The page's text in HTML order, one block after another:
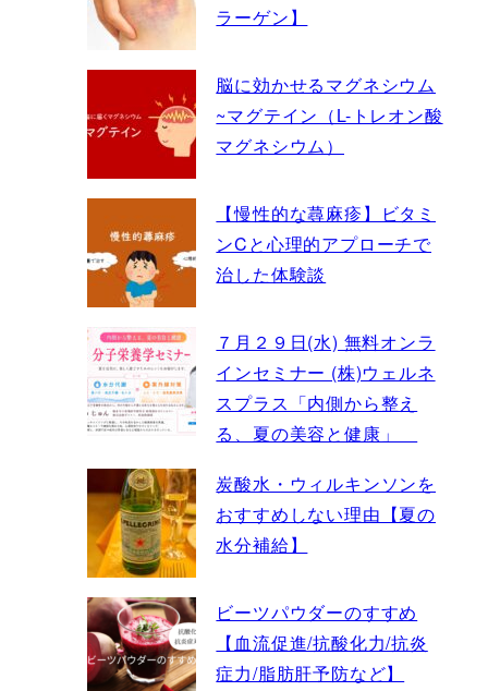
ラーゲン】
脳に効かせるマグネシウム
~マグテイン（L-トレオン酸
マグネシウム）
【慢性的な蕁麻疹】ビタミ
ンCと心理的アプローチで
治した体験談
７月２９日(水) 無料オンラ
インセミナー (株)ウェルネ
スプラス「内側から整え
る、夏の美容と健康」
炭酸水・ウィルキンソンを
おすすめしない理由【夏の
水分補給】
ビーツパウダーのすすめ
【血流促進/抗酸化力/抗炎
症力/脂肪肝予防など】